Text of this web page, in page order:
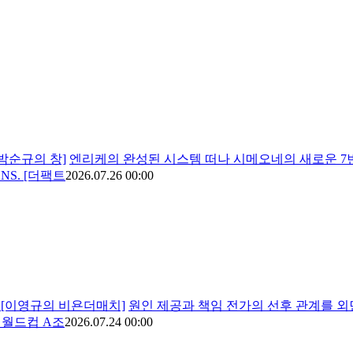
순규의 창] 엔리케의 완성된 시스템 떠나 시메오네의 새로운
[더팩트2026.07.26 00:00
이영규의 비욘더매치] 원인 제공과 책임 전가의 선후 관계를
드컵 A조2026.07.24 00:00